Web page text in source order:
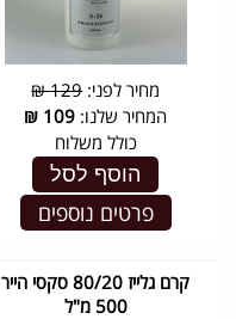
מחיר לפני:129 ₪
המחיר שלנו: 109
₪
כולל משלוח
הוסף לסל
פרטים נוספים
קרם גלייז 80/20 סקסי הייר
500 מ"ל